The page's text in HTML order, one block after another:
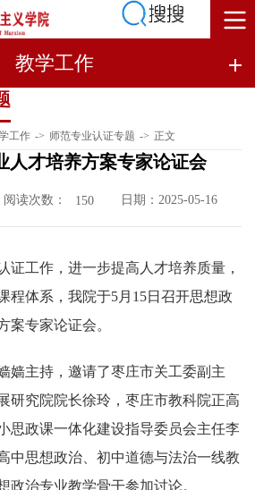
教学工作
工作 -> 师范专业认证专题 -> 正文
人才培养方案专家论证会
阅读次数： 150 日期：2025-05-16
证工作，进一步提高人才培养质量，
程体系，我院于5月15日召开思想政
案专家论证会。
嫱主持，邀请了枣庄市关工委副主
研究院院长徐玲，枣庄市教科院正高
思政课一体化建设指导委员会主任李
中思想政治、初中道德与法治一线教
政治专业教学骨干参加讨论。